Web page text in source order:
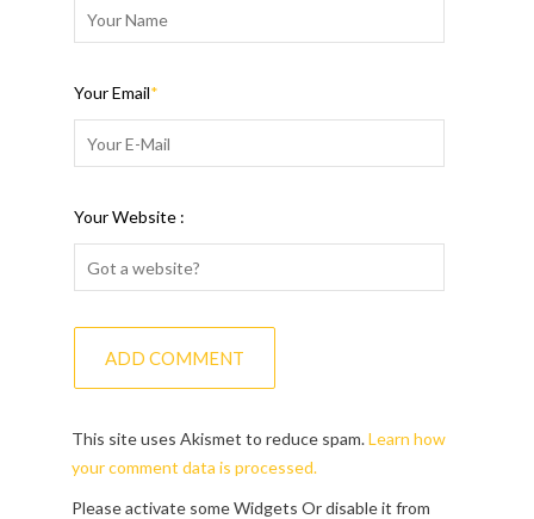
Your Email*
Your Website :
This site uses Akismet to reduce spam.Learn how
your comment data is processed.
Please activate some Widgets Or disable it from